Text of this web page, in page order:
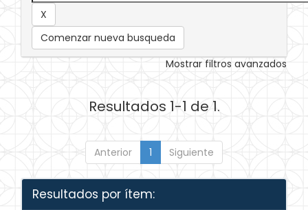
Comenzar nueva busqueda
Mostrar filtros avanzados
Resultados 1-1 de 1.
Anterior 1 Siguiente
Resultados por ítem: